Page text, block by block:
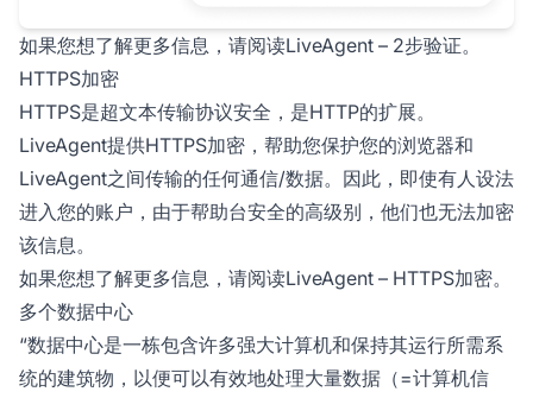
如果您想了解更多信息，请阅读LiveAgent – 2步验证。
HTTPS加密
HTTPS是超文本传输协议安全，是HTTP的扩展。
LiveAgent提供HTTPS加密，帮助您保护您的浏览器和
LiveAgent之间传输的任何通信/数据。因此，即使有人设法
进入您的账户，由于帮助台安全的高级别，他们也无法加密
该信息。
如果您想了解更多信息，请阅读LiveAgent – HTTPS加密。
多个数据中心
“数据中心是一栋包含许多强大计算机和保持其运行所需系
统的建筑物，以便可以有效地处理大量数据（=计算机信